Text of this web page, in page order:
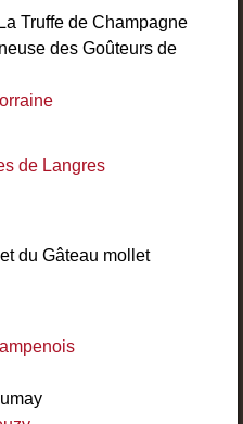
Truffe de Champagne
des Goûteurs de
de Langres
du Gâteau mollet